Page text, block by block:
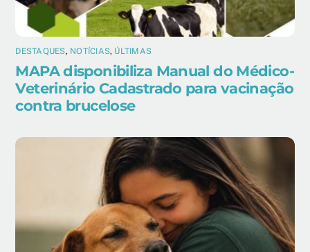
DESTAQUES, NOTÍCIAS, ÚLTIMAS
MAPA disponibiliza Manual do Médico-
Veterinário Cadastrado para vacinação
contra brucelose